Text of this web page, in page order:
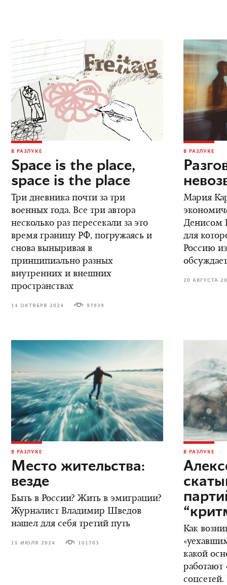
В РАЗЛУКЕ
Space is the place,
space is the place
Три дневника почти за три
военных года. Все три автора
несколько раз пересекали за это
время границу РФ, погружаясь и
снова выныривая в
принципиально разных
внутренних и внешних
пространствах
14 ОКТЯБРЯ 2024 97939
В РАЗЛУКЕ
Мария
Денисом
для
Россию
20 АВГУСТА
В РАЗЛУКЕ
Место жительства:
везде
Быть в России? Жить в эмиграции?
Журналист Владимир Шведов
нашел для себя третий путь
15 ИЮЛЯ 2024 101703
В РАЗЛУКЕ
Как
какой
работают